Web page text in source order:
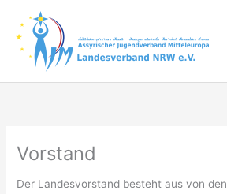
Inhalt
springen
Vorstand
Der Landesvorstand besteht aus von